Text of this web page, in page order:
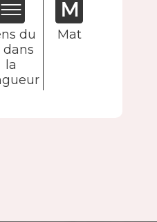
du
dans
la
Mat